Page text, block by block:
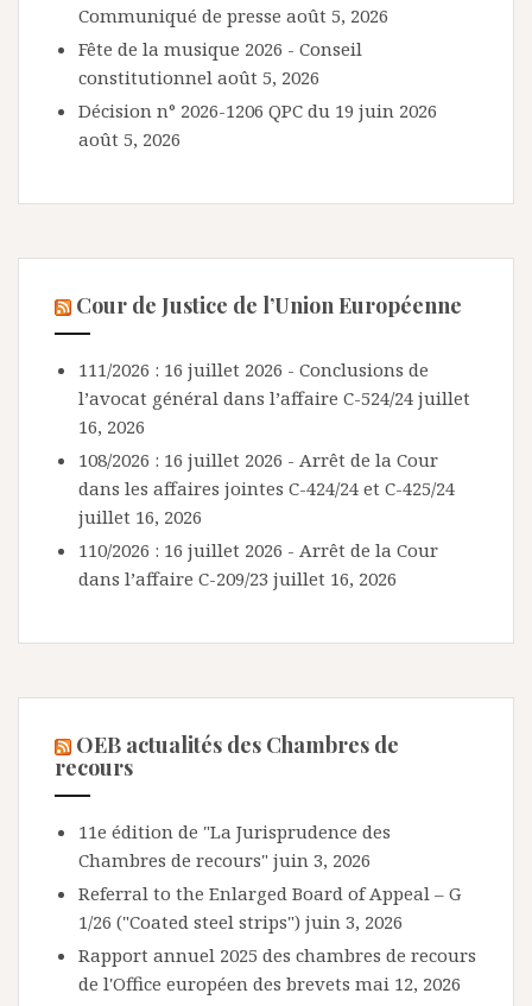
Communiqué de presse août 5, 2026
Fête de la musique 2026 - Conseil
constitutionnel août 5, 2026
Décision n° 2026-1206 QPC du 19 juin 2026
août 5, 2026
Cour de Justice de l’Union Européenne
111/2026 : 16 juillet 2026 - Conclusions de
l’avocat général dans l’affaire C-524/24 juillet
16, 2026
108/2026 : 16 juillet 2026 - Arrêt de la Cour
dans les affaires jointes C-424/24 et C-425/24
juillet 16, 2026
110/2026 : 16 juillet 2026 - Arrêt de la Cour
dans l’affaire C-209/23 juillet 16, 2026
OEB actualités des Chambres de
recours
11e édition de "La Jurisprudence des
Chambres de recours" juin 3, 2026
Referral to the Enlarged Board of Appeal – G
1/26 ("Coated steel strips") juin 3, 2026
Rapport annuel 2025 des chambres de recours
de l'Office européen des brevets mai 12, 2026